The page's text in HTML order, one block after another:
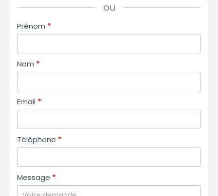
ou
Formulaire
simple
avec
téléphone
Prénom *
Nom *
Email *
Téléphone *
Message *